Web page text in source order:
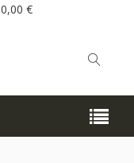
0,00 €